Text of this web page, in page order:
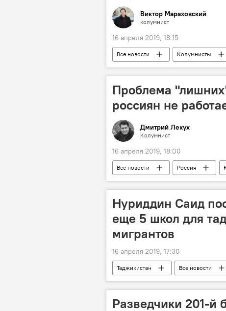
Виктор Мараховский
колумнист
16 апреля 2019, 18:15
Все новости Колумнисты
Проблема
россиян не
Дмитрий Лекух
Колумнист
16 апреля 2019, 18:00
Все новости Россия
Нуриддин Саид
еще 5 школ для
мигрантов
16 апреля 2019, 17:30
Таджикистан Все новости
Новости мигрантов из Центральной
Разведчики 201-й